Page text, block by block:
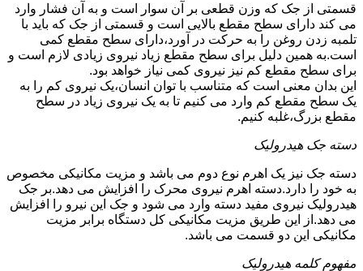
قسمتی از جک که وزن قطعی بر آن سوار است و به آن فشار وارد
می کند دارای سطح مقطع بالایی است و قسمتی از جک که باید با
تلمبه زدن روغن را به حرکت در آورد،دارای سطح مقطع کمی
است.به همین دلیل برای سطح مقطع زیاد نیروی زیادی لازم است و
برای سطح مقطع کم نیز نیروی کمی نیاز خواهد بود.
این بدان معنی است که متناسب با توان انسان،یک نیروی کم را به
یک سطح مقطع کم وارد می کنیم تا به یک نیروی زیاد در سطح
مقطع بزرگ،غلبه کنیم.
دسته جک هیدرولیک
دسته جک نیز یک اهرم نوع دوم می باشد و مزیت مکانیکی مخصوص
به خود را دارد.دسته اهرم نیروی محرک را افزایش می دهد.بر جک
هیدرولیک نیروی مفید دسته وارد می شود و جک این نیرو را افزایش
می دهد.از این طریق مزیت مکانیکی کل دستگاه برابر مزیت
مکانیکی این دو قسمت می باشد.
مفهوم کلمه هیدرولیک